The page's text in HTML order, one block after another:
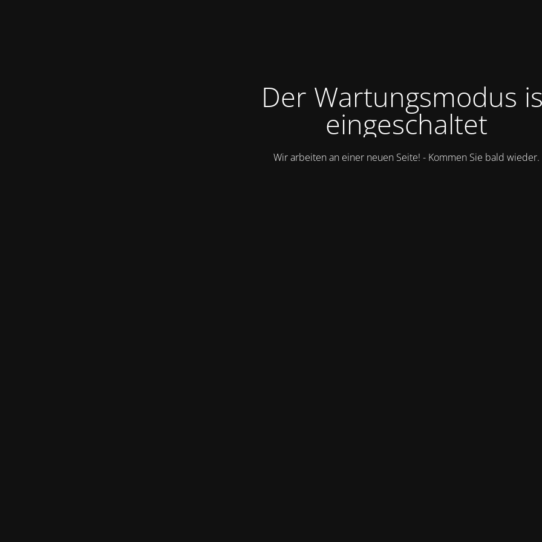
Der Wartungsmodus
eingeschaltet
Wir arbeiten an einer neuen Seite! - Kommen Sie bald wieder.